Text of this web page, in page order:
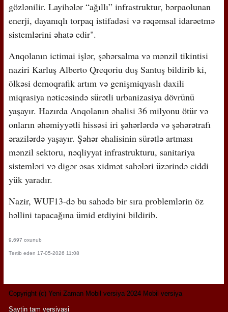
gözlənilir. Layihələr “ağıllı” infrastruktur, bərpaolunan
enerji, dayanıqlı torpaq istifadəsi və rəqəmsal idarəetmə
sistemlərini əhatə edir".
Anqolanın ictimai işlər, şəhərsalma və mənzil tikintisi
naziri Karluş Alberto Qreqoriu duş Santuş bildirib ki,
ölkəsi demoqrafik artım və genişmiqyaslı daxili
miqrasiya nəticəsində sürətli urbanizasiya dövrünü
yaşayır. Hazırda Anqolanın əhalisi 36 milyonu ötür və
onların əhəmiyyətli hissəsi iri şəhərlərdə və şəhərətrafı
ərazilərdə yaşayır. Şəhər əhalisinin sürətlə artması
mənzil sektoru, nəqliyyat infrastrukturu, sanitariya
sistemləri və digər əsas xidmət sahələri üzərində ciddi
yük yaradır.
Nazir, WUF13-də bu sahədə bir sıra problemlərin öz
həllini tapacağına ümid etdiyini bildirib.
9,697 oxunub
Tərtib edən 17-05-2026 11:08
Copyright (c) Yeni Zaman Mobil versiya 2024 Mobil versiya
Saytin tam versiyasi